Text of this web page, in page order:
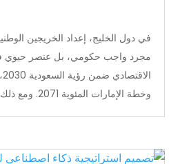
في دول الخليج، إعداد الخريجين
مجرد واجب حكومي، بل عنصر حيوي
وخطة الإمارات المئوية 2071. ومع ذلك، تفشل...